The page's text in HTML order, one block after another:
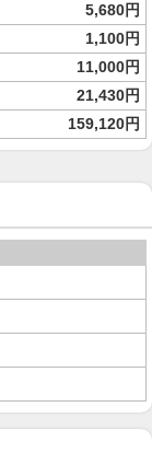
5,680円
1,100円
11,000円
21,430円
159,120円